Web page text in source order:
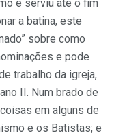
e serviu até o fim
a batina, este
sobre como
e pode
trabalho da igreja,
II. Num brado de
em alguns de
e os Batistas; e